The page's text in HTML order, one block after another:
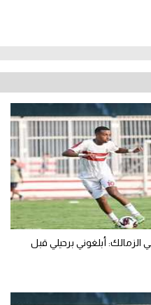
الزمالك: أبلغوني برحيلي قبل